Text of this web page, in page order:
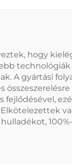
hogy
technológiák
A gyártási
fejlődésével,